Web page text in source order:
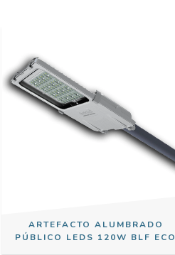
ARTEFACTO ALUMBRADO
PÚBLICO LEDS 120W BLF ECO